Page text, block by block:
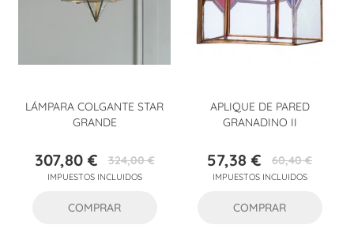
LÁMPARA COLGANTE STAR
GRANDE
Precio
307,80 €Precio
base
324,00 €
IMPUESTOS INCLUIDOS
COMPRAR
APLIQUE DE PARED
GRANADINO II
Precio
57,38 €Precio
base
60,40 €
IMPUESTOS INCLUIDOS
COMPRAR